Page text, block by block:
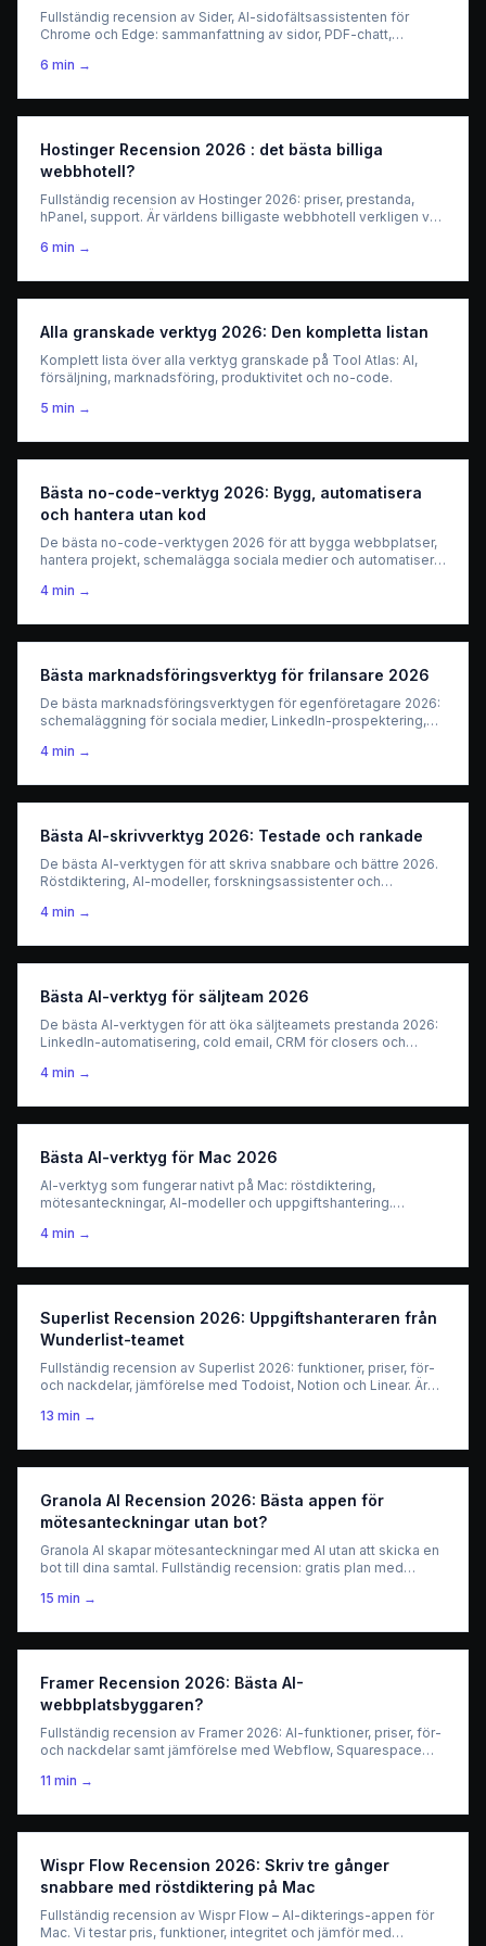
Fullständig recension av Sider, AI-sidofältsassistenten för
Chrome och Edge: sammanfattning av sidor, PDF-chatt,
6 min →
Hostinger Recension 2026 : det bästa billiga
webbhotell?
Fullständig recension av Hostinger 2026: priser, prestanda,
hPanel, support. Är världens billigaste webbhotell verkligen värt
6 min →
Alla granskade verktyg 2026: Den kompletta listan
Komplett lista över alla verktyg granskade på Tool Atlas: AI,
försäljning, marknadsföring, produktivitet och no-code.
5 min →
Bästa no-code-verktyg 2026: Bygg, automatisera
och hantera utan kod
De bästa no-code-verktygen 2026 för att bygga webbplatser,
hantera projekt, schemalägga sociala medier och automatisera
4 min →
Bästa marknadsföringsverktyg för frilansare 2026
De bästa marknadsföringsverktygen för egenföretagare 2026:
schemaläggning för sociala medier, LinkedIn-prospektering,
4 min →
Bästa AI-skrivverktyg 2026: Testade och rankade
De bästa AI-verktygen för att skriva snabbare och bättre 2026.
Röstdiktering, AI-modeller, forskningsassistenter och
4 min →
Bästa AI-verktyg för säljteam 2026
De bästa AI-verktygen för att öka säljteamets prestanda 2026:
LinkedIn-automatisering, cold email, CRM för closers och
4 min →
Bästa AI-verktyg för Mac 2026
AI-verktyg som fungerar nativt på Mac: röstdiktering,
mötesanteckningar, AI-modeller och uppgiftshantering.
4 min →
Superlist Recension 2026: Uppgiftshanteraren från
Wunderlist-teamet
Fullständig recension av Superlist 2026: funktioner, priser, för-
och nackdelar, jämförelse med Todoist, Notion och Linear. Är
13 min →
Granola AI Recension 2026: Bästa appen för
mötesanteckningar utan bot?
Granola AI skapar mötesanteckningar med AI utan att skicka en
bot till dina samtal. Fullständig recension: gratis plan med
$/användare/månad, jämförelse med Otter, Fireflies och Jamie,
15 min →
Framer Recension 2026: Bästa AI-
webbplatsbyggaren?
Fullständig recension av Framer 2026: AI-funktioner, priser, för-
och nackdelar samt jämförelse med Webflow, Squarespace
11 min →
Wispr Flow Recension 2026: Skriv tre gånger
snabbare med röstdiktering på Mac
Fullständig recension av Wispr Flow – AI-dikterings-appen för
Mac. Vi testar pris, funktioner, integritet och jämför med